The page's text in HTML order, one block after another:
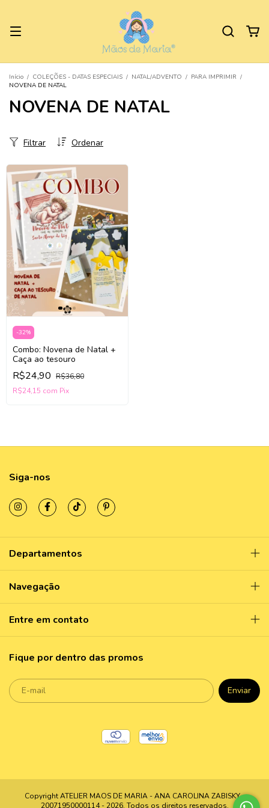
Início / COLEÇÕES - DATAS ESPECIAIS / NATAL/ADVENTO / PARA IMPRIMIR /
NOVENA DE NATAL
NOVENA DE NATAL
Ordenar
Filtrar
-32%
Combo: Novena de Natal +
Caça ao tesouro
R$24,90 R$36,80
R$24,15 com Pix
Siga-nos
Departamentos
Navegação
Entre em contato
Fique por dentro das promos
Copyright ATELIER MAOS DE MARIA - ANA CAROLINA ZABISKY -
20071950000114 - 2026. Todos os direitos reservados.